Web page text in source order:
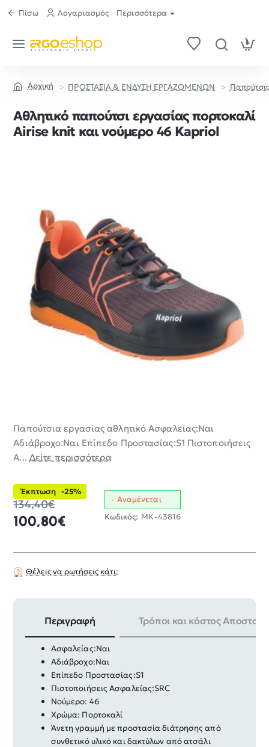
Πίσω Λογαριασμός Περισσότερα
ΠΡΟΣΤΑΣΙΑ & ΕΝΔΥΣΗ ΕΡΓΑΖΟΜΕΝΩΝ
Αθλητικό παπούτσι εργασίας πορτοκαλί
Airise knit και νούμερο 46 Kapriol
Παπούτσια εργασίας αθλητικό Ασφαλείας:Ναι
Αδιάβροχο:Ναι Επίπεδο Προστασίας:S1 Πιστοποιήσεις
Α... Δείτε περισσότερα
Έκπτωση -25%
100,80€
134,40€
Αναμένεται
Κωδικός: MK-43816
Θέλεις να ρωτήσεις κάτι;
Περιγραφή Τρόποι και κόστος
Παπούτσια εργασίας αθλητικό
Ασφαλείας:Ναι
Αδιάβροχο:Ναι
Επίπεδο Προστασίας:S1
Πιστοποιήσεις Ασφαλείας:SRC
Νούμερο: 46
Χρώμα: Πορτοκαλί
Άνετη γραμμή με προστασία διάτρησης από
συνθετικό υλικό και δακτύλων από ατσάλι